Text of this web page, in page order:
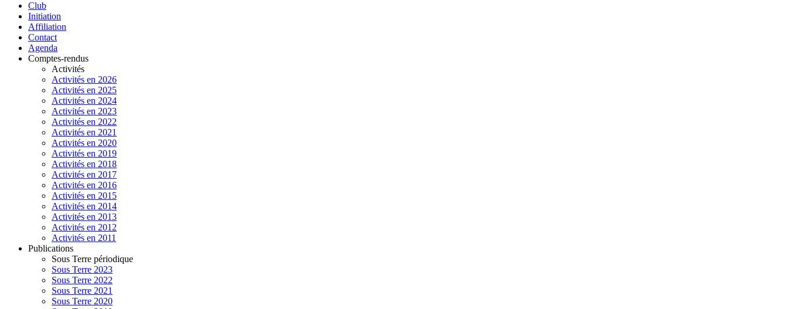
Club
Initiation
Affiliation
Contact
Agenda
Comptes-rendus
Activités
Activités en 2026
Activités en 2025
Activités en 2024
Activités en 2023
Activités en 2022
Activités en 2021
Activités en 2020
Activités en 2019
Activités en 2018
Activités en 2017
Activités en 2016
Activités en 2015
Activités en 2014
Activités en 2013
Activités en 2012
Activités en 2011
Publications
Sous Terre périodique
Sous Terre 2023
Sous Terre 2022
Sous Terre 2021
Sous Terre 2020